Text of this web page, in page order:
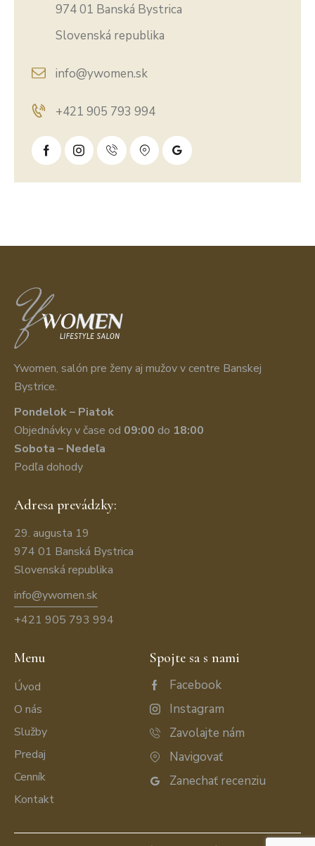
974 01 Banská Bystrica
Slovenská republika
info@ywomen.sk
+421 905 793 994
Ywomen, salón pre ženy aj mužov v centre Banskej
Bystrice.
Pondelok – Piatok
Objednávky v čase od 09:00 do 18:00
Sobota – Nedeľa
Podľa dohody
Adresa prevádzky:
29. augusta 19
974 01 Banská Bystrica
Slovenská republika
info@ywomen.sk
+421 905 793 994
Menu
Úvod
O nás
Služby
Predaj
Cenník
Kontakt
Spojte sa s nami
Facebook
Instagram
Zavolajte nám
Navigovať
Zanechať recenziu